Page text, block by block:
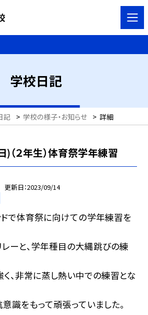
学校日記
記 > 学校の様子・お知らせ > 詳細
（２年生）体育祭学年練習
更新日 2023/09/14
ドで体育祭に向けての学年練習を
ーと、学年種目の大縄跳びの練
、非常に蒸し熱い中での練習とな
識をもって頑張っていました。